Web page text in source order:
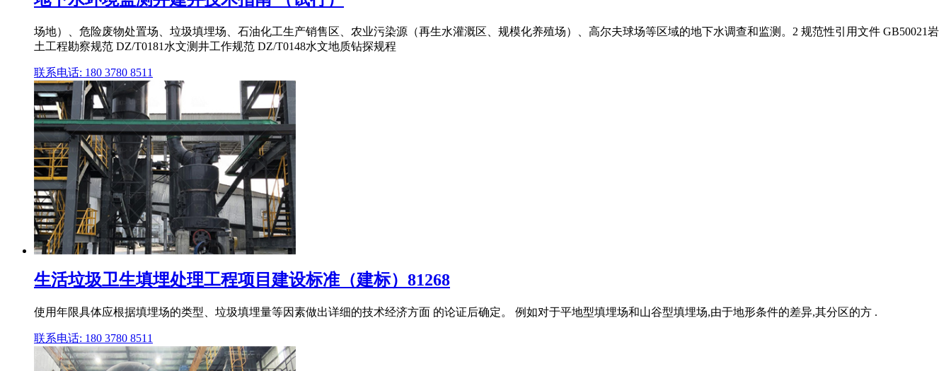
场地）、危险废物处置场、垃圾填埋场、石油化工生产销售区、农业污染源（再生水灌溉区、规模化养殖场）、高尔夫球场等区域的地下水调查和监测。2 规范性引用文件 GB50021岩
土工程勘察规范 DZ/T0181水文测井工作规范 DZ/T0148水文地质钻探规程
联系电话: 180 3780 8511
生活垃圾卫生填埋处理工程项目建设标准（建标）81268
使用年限具体应根据填埋场的类型、垃圾填埋量等因素做出详细的技术经济方面 的论证后确定。 例如对于平地型填埋场和山谷型填埋场,由于地形条件的差异,其分区的方 .
联系电话: 180 3780 8511